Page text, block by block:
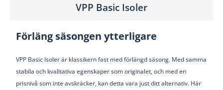
VPP Basic Isoler
Förläng säsongen ytterligare
VPP Basic Isoler är klassikern fast med förlängd säsong. Med samma
stabila och kvalitativa egenskaper som originalet, och med en
prisnivå som inte avskräcker, kan detta vara just ditt alternativ. Här